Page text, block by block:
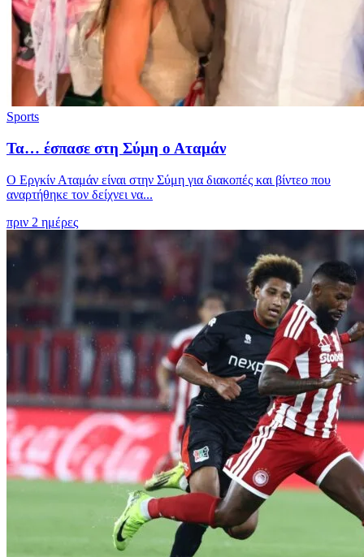
Sports
Τα… έσπασε στη Σύμη ο Αταμάν
Ο Εργκίν Αταμάν είναι στην Σύμη για διακοπές και βίντεο που
αναρτήθηκε τον δείχνει να...
πριν 2 ημέρες